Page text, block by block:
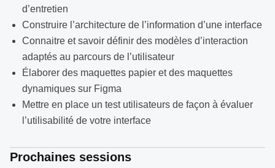
d’entretien
Construire l’architecture de l’information d’une interface
Connaitre et savoir définir des modèles d’interaction
adaptés au parcours de l’utilisateur
Élaborer des maquettes papier et des maquettes
dynamiques sur Figma
Mettre en place un test utilisateurs de façon à évaluer
l’utilisabilité de votre interface
Prochaines sessions